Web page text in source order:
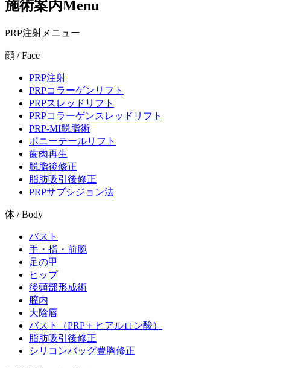
施術案内Menu
PRP注射メニュー
顔 / Face
PRP注射
PRPコラーゲンリフト
PRPスレッドリフト
PRPコラーゲンスレッドリフト
PRP-MI脱脂術
ポニーテールリフト
歯肉再生
脱脂後修正
脂肪吸引後修正
PRPサブシジョン法
体 / Body
バスト
手・指・前腕
足の甲
ヒップ
後頭部形成術
膣内
大陰唇
バスト（PRP＋ヒアルロン酸）
脂肪吸引後修正
シリコンバッグ豊胸修正